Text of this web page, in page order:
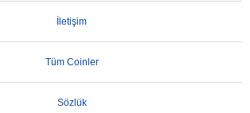
İletişim
Tüm Coinler
Sözlük